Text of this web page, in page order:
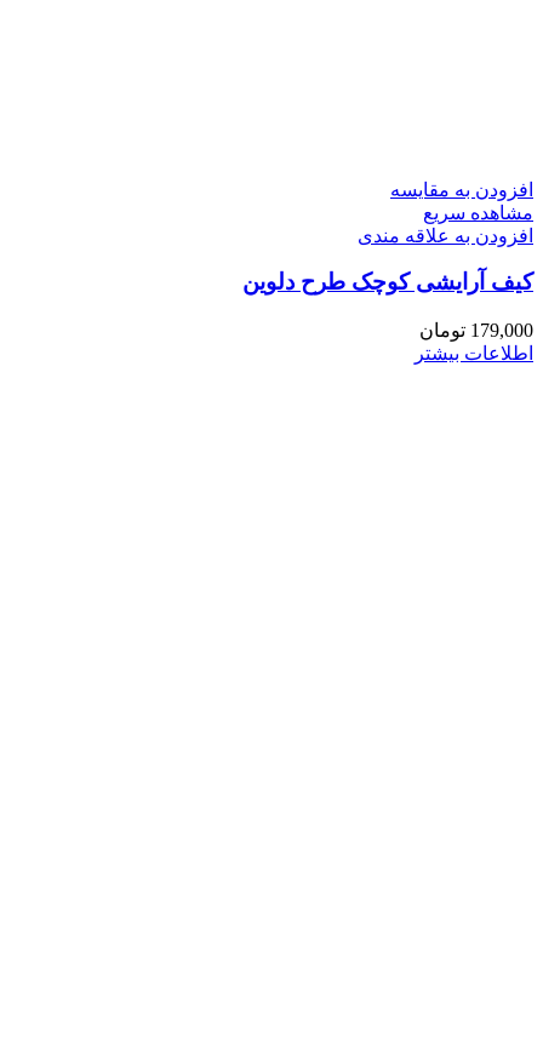
افزودن به مقایسه
مشاهده سریع
افزودن به علاقه مندی
کیف آرایشی کوچک طرح دلوین
179,000 تومان
اطلاعات بیشتر